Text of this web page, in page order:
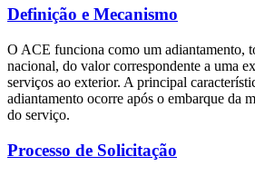
Definição e Mecanismo
O ACE funciona como um adiantamento,
nacional, do valor correspondente a uma
serviços ao exterior. A principal
adiantamento ocorre após o embarque da
do serviço.
Processo de Solicitação